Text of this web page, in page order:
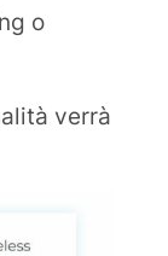
o
verrà